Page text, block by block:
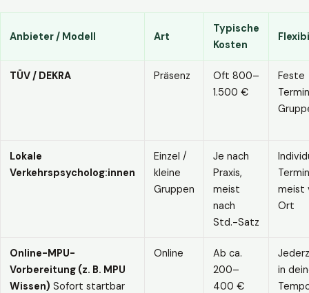
Anbieter / Modell Art
Typische
Kosten
TÜV / DEKRA Präsenz
Oft 800–
1.500 €
Feste
Lokale
Verkehrspsycholog:innen
Einzel /
kleine
Gruppen
Je nach
Praxis,
meist
nach
Std.-Satz
meist
Ort
Online-MPU-
Vorbereitung (z. B. MPU
Wissen) Sofort startbar
Online
Ab ca.
200–
400 €
in